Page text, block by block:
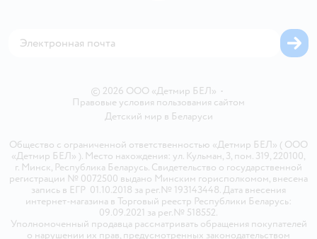
© 2026 ООО «Детмир БЕЛ» •
Правовые условия пользования сайтом
Детский мир в Беларуси
Общество с ограниченной ответственностью «Детмир БЕЛ» ( ООО
«Детмир БЕЛ» ). Место нахождения: ул. Кульман, 3, пом. 319, 220100,
г. Минск, Республика Беларусь. Свидетельство о государственной
регистрации № 0072500 выдано Минским горисполкомом, внесена
запись в ЕГР 01.10.2018 за рег.№ 193143448. Дата внесения
интернет-магазина в Торговый реестр Республики Беларусь:
09.09.2021 за рег.№ 518552.
Уполномоченный продавца рассматривать обращения покупателей
о нарушении их прав, предусмотренных законодательством